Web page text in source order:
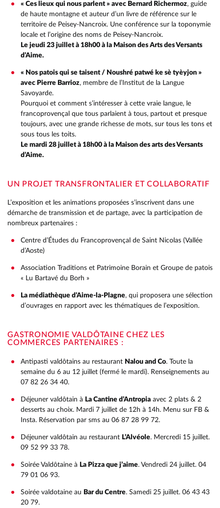
« Ces lieux qui nous parlent » avec Bernard Richermoz, guide
de haute montagne et auteur d’un livre de référence sur le
territoire de Peisey-Nancroix. Une conférence sur la toponymie
locale et l’origine des noms de Peisey-Nancroix.
Le jeudi 23 juillet à 18h00 à la Maison des Arts des Versants
d’Aime.
« Nos patois qui se taisent / Noushré patwé ke sè tyèyjon »
avec Pierre Barrioz, membre de l’Institut de la Langue
Savoyarde.
Pourquoi et comment s’intéresser à cette vraie langue, le
francoprovençal que tous parlaient à tous, partout et presque
toujours, avec une grande richesse de mots, sur tous les tons et
sous tous les toits.
Le mardi 28 juillet à 18h00 à la Maison des arts des Versants
d’Aime.
UN PROJET TRANSFRONTALIER ET COLLABORATIF
L’exposition et les animations proposées s’inscrivent dans une
démarche de transmission et de partage, avec la participation de
nombreux partenaires :
Centre d’Études du Francoprovençal de Saint Nicolas (Vallée
d’Aoste)
Association Traditions et Patrimoine Borain et Groupe de patois
« Lu Bartavé du Borh »
La médiathèque d’Aime-la-Plagne, qui proposera une sélection
d’ouvrages en rapport avec les thématiques de l’exposition.
GASTRONOMIE VALDÔTAINE CHEZ LES
COMMERCES PARTENAIRES :
Antipasti valdôtains au restaurant Nalou and Co. Toute la
semaine du 6 au 12 juillet (fermé le mardi). Renseignements au
07 82 26 34 40.
Déjeuner valdôtain à La Cantine d’Antropia avec 2 plats & 2
desserts au choix. Mardi 7 juillet de 12h à 14h. Menu sur FB &
Insta. Réservation par sms au 06 87 28 99 72.
Déjeuner valdôtain au restaurant L’Alvéole. Mercredi 15 juillet.
09 52 99 33 78.
Soirée Valdôtaine à La Pizza que j’aime. Vendredi 24 juillet. 04
79 01 06 93.
Soirée valdotaine au Bar du Centre. Samedi 25 juillet. 06 43 43
20 79.